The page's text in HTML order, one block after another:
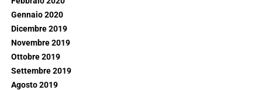
Gennaio 2020
Dicembre 2019
Novembre 2019
Ottobre 2019
Settembre 2019
Agosto 2019